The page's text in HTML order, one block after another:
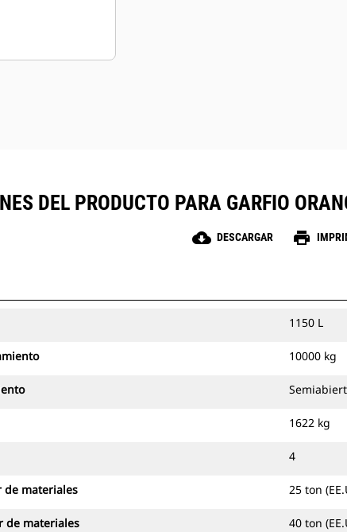
se puede
la opción
DEL PRODUCTO PARA GARFIO
cloud_download DESCARGAR print
1150 L
10000 kg
1622 kg
4
de materiales 25 ton
de materiales 40 ton